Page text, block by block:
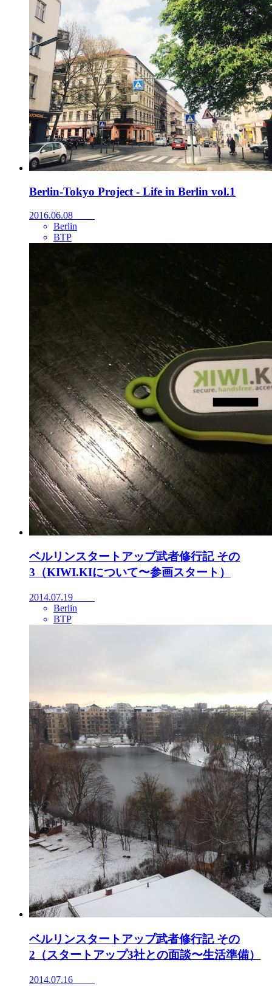
Berlin-Tokyo Project - Life in Berlin vol.1
2016.06.08
Berlin
BTP
ベルリンスタートアップ武者修行記 その
3（KIWI.KIについて〜参画スタート）
2014.07.19
Berlin
BTP
ベルリンスタートアップ武者修行記 その
2（スタートアップ3社との面談〜生活準備）
2014.07.16